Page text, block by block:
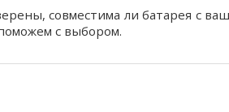
совместима ли батарея с
с выбором.